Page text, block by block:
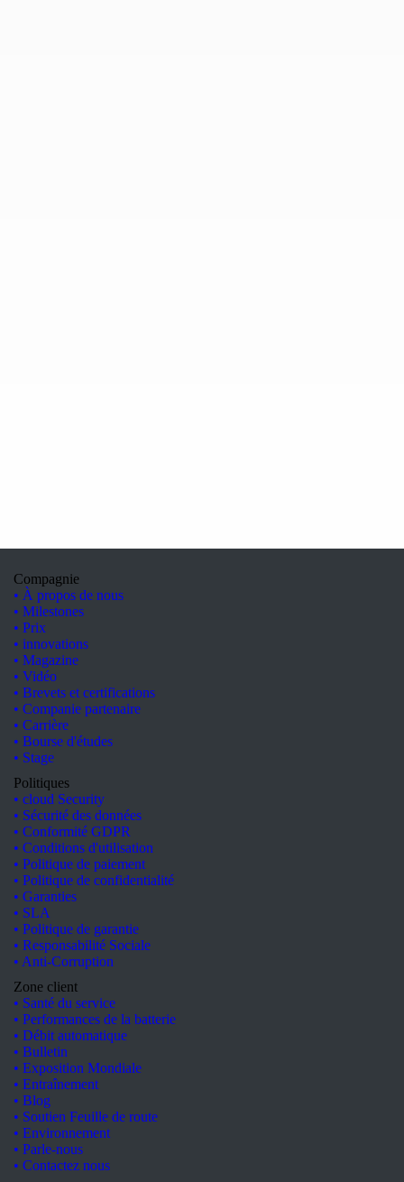
Compagnie
• À propos de nous
• Milestones
• Prix
• innovations
• Magazine
• Vidéo
• Brevets et certifications
• Companie partenaire
• Carrière
• Bourse d'études
• Stage
Politiques
• cloud Security
• Sécurité des données
• Conformité GDPR
• Conditions d'utilisation
• Politique de paiement
• Politique de confidentialité
• Garanties
• SLA
• Politique de garantie
• Responsabilité Sociale
• Anti-Corruption
Zone client
• Santé du service
• Performances de la batterie
• Débit automatique
• Bulletin
• Exposition Mondiale
• Entraînement
• Blog
• Soutien Feuille de route
• Environnement
• Parle-nous
• Contactez nous